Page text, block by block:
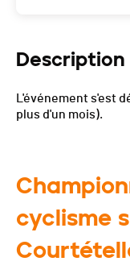
Description
L'événement s'est
plus d'un mois).
cyclisme